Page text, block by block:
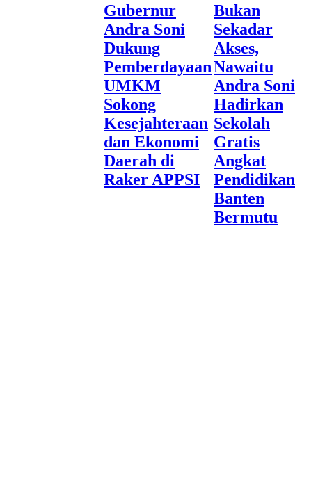
Gubernur
Andra Soni
Dukung
Pemberdayaan
UMKM
Sokong
Kesejahteraan
dan Ekonomi
Daerah di
Raker APPSI
Bukan
Sekadar
Akses,
Nawaitu
Andra Soni
Hadirkan
Sekolah
Gratis
Angkat
Pendidikan
Banten
Bermutu